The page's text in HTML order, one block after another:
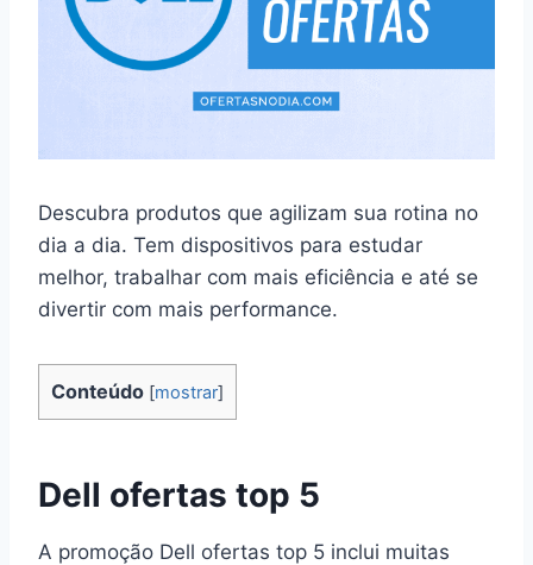
Descubra produtos que agilizam sua rotina no
dia a dia. Tem dispositivos para estudar
melhor, trabalhar com mais eficiência e até se
divertir com mais performance.
Conteúdo [mostrar]
Dell ofertas top 5
A promoção Dell ofertas top 5 inclui muitas